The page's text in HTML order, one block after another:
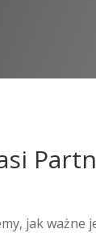
jak ważne